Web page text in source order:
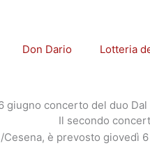
Don Dario Lotteria
giugno concerto del duo
Il secondo
è prevosto giovedì